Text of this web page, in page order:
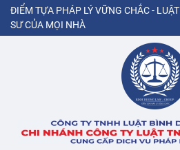
ĐIỂM TỰA PHÁP LÝ VỮNG CHẮC - LUẬT
SƯ CỦA MỌI NHÀ